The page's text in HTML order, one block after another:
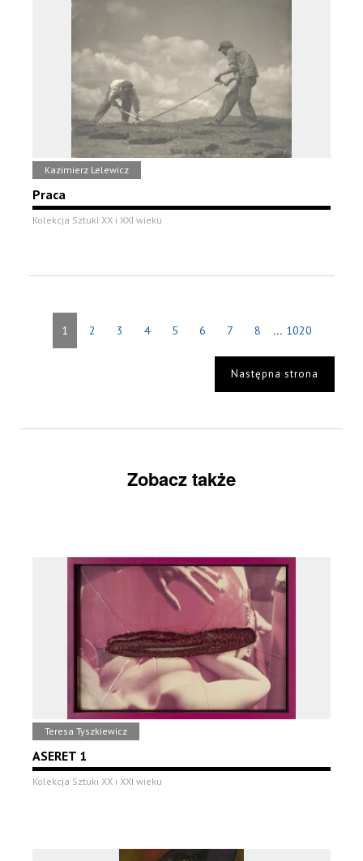
Kazimierz Lelewicz
Praca
Kolekcja Sztuki XX i XXI wieku
1 2 3 4 5 6 7 8 ... 1020
Następna strona
Zobacz także
Teresa Tyszkiewicz
ASERET 1
Kolekcja Sztuki XX i XXI wieku